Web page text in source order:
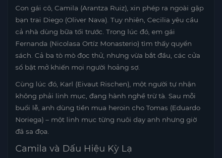
Con gái cô, Camila (Arantza Ruiz), xin phép ra ngoài gặp
bạn trai Diego (Oliver Nava). Tuy nhiên, Cecilia yêu cầu
cả nhà dùng bữa tối trước. Trong lúc đó, em gái
Fernanda (Nicolasa Ortíz Monasterio) tìm thấy quyển
sách. Cả ba tò mò đọc thử, nhưng vừa bắt đầu, các cửa
sổ bật mở khiến mọi người hoảng sợ.
Cùng lúc đó, Karl (Eivaut Rischen), một người tự nhận
không phải linh mục, đang hành nghề trừ tà. Sau mỗi
buổi lễ, anh dùng tiền mua heroin cho Tomas (Eduardo
Noriega) – một linh mục từng nuôi dạy anh nhưng giờ
đã sa đọa.
Camila và Dấu Hiệu Kỳ Lạ